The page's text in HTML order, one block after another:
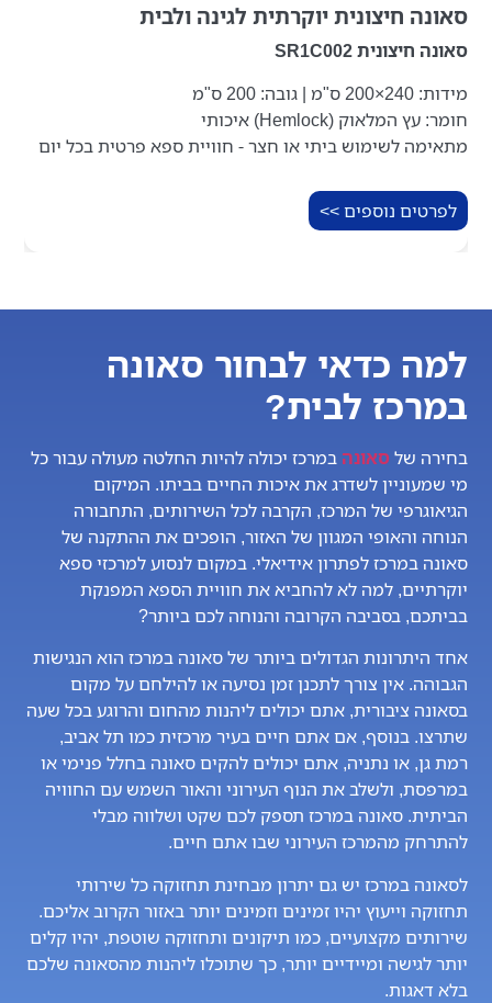
סאונה חיצונית יוקרתית לגינה ולבית
סאונה חיצונית SR1C002
מידות: 240×200 ס"מ | גובה: 200 ס"מ
חומר: עץ המלאוק (Hemlock) איכותי
מתאימה לשימוש ביתי או חצר - חוויית ספא פרטית בכל יום
לפרטים נוספים >>
למה כדאי לבחור סאונה
במרכז לבית?
בחירה שלסאונהבמרכז יכולה להיות החלטה מעולה עבור כל
מי שמעוניין לשדרג את איכות החיים בביתו. המיקום
הגיאוגרפי של המרכז, הקרבה לכל השירותים, התחבורה
הנוחה והאופי המגוון של האזור, הופכים את ההתקנה של
סאונה במרכז לפתרון אידיאלי. במקום לנסוע למרכזי ספא
יוקרתיים, למה לא להחביא את חוויית הספא המפנקת
בביתכם, בסביבה הקרובה והנוחה לכם ביותר?
אחד היתרונות הגדולים ביותר של סאונה במרכז הוא הנגישות
הגבוהה. אין צורך לתכנן זמן נסיעה או להילחם על מקום
בסאונה ציבורית, אתם יכולים ליהנות מהחום והרוגע בכל שעה
שתרצו. בנוסף, אם אתם חיים בעיר מרכזית כמו תל אביב,
רמת גן, או נתניה, אתם יכולים להקים סאונה בחלל פנימי או
במרפסת, ולשלב את הנוף העירוני והאור השמש עם החוויה
הביתית. סאונה במרכז תספק לכם שקט ושלווה מבלי
להתרחק מהמרכז העירוני שבו אתם חיים.
לסאונה במרכז יש גם יתרון מבחינת תחזוקה כל שירותי
תחזוקה וייעוץ יהיו זמינים וזמינים יותר באזור הקרוב אליכם.
שירותים מקצועיים, כמו תיקונים ותחזוקה שוטפת, יהיו קלים
יותר לגישה ומיידיים יותר, כך שתוכלו ליהנות מהסאונה שלכם
בלא דאגות.